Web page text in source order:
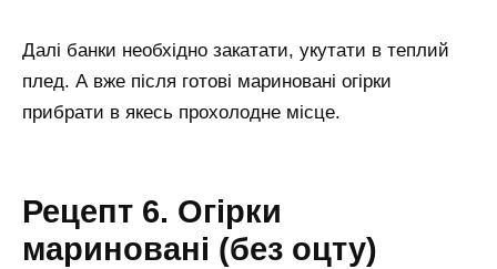
Далі банки необхідно закатати, укутати в теплий
плед. А вже після готові мариновані огірки
прибрати в якесь прохолодне місце.
Рецепт 6. Огірки
мариновані (без оцту)